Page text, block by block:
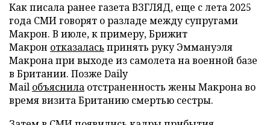
Как писала ранее газета ВЗГЛЯД, еще с лета 2025
года СМИ говорят о разладе между супругами
Макрон. В июле, к примеру, Брижит
Макрон отказалась принять руку Эммануэля
Макрона при выходе из самолета на военной базе
в Британии. Позже Daily
Mail объяснила отстраненность жены Макрона во
время визита Британию смертью сестры.